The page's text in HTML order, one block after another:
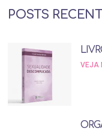
POSTS
VEJA